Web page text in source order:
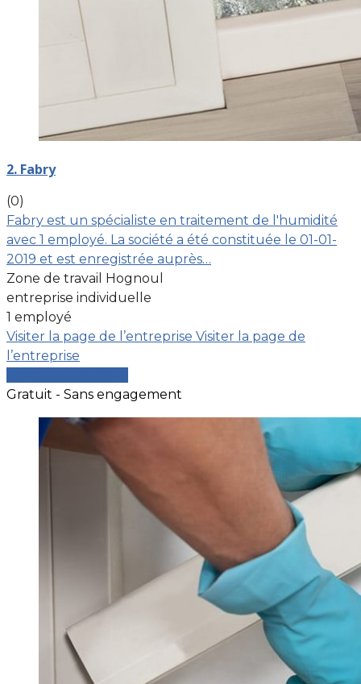
2. Fabry
(0)
Fabry est un spécialiste en traitement de l'humidité
avec 1 employé. La société a été constituée le 01-01-
2019 et est enregistrée auprès…
Zone de travail Hognoul
entreprise individuelle
1 employé
Visiter la page de l’entreprise Visiter la page de
l’entreprise
Gratuit - Sans engagement